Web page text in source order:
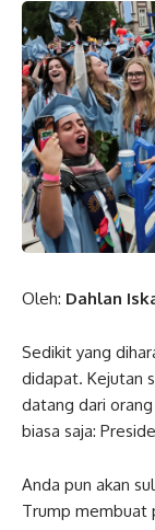
Oleh: Dahlan
Sedikit yang
didapat. Kejutan
datang dari
biasa saja:
Anda pun akan
Trump membuat